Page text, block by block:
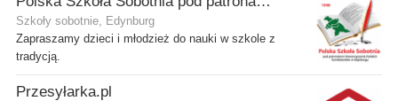
Szkoły sobotnie, Edynburg
Zapraszamy dzieci i młodzież do nauki w szkole z
tradycją.
Przesyłarka.pl